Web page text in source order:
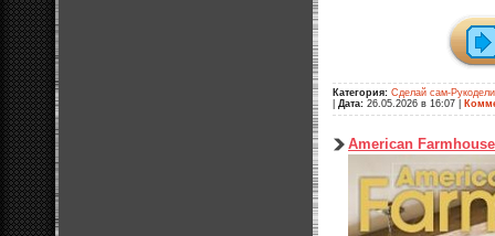
Категория: Сделай сам-
Дата: 26.05.2026 в 16:07
American